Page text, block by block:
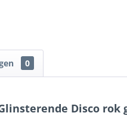
0
Disco rok